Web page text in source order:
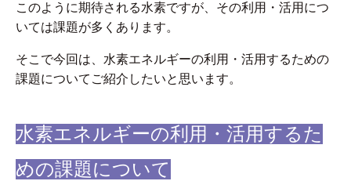
このように期待される水素ですが、その利用・活用につ
いては課題が多くあります。
そこで今回は、水素エネルギーの利用・活用するための
課題についてご紹介したいと思います。
水素エネルギーの利用・活用するた
めの課題について